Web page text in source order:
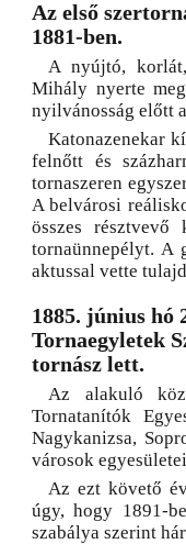
Az első
1881-ben.
A nyújtó,
Mihály nyerte
nyilvánosság előtt
Katonazenekar
felnőtt és
tornaszeren
A belvárosi
összes résztvevő
tornaünnepélyt. A
aktussal vette
1885. június hó
Tornaegyletek
tornász lett.
Az alakuló
Tornatanítók
Nagykanizsa,
városok
Az ezt követő
úgy, hogy 1891-
szabálya szerint